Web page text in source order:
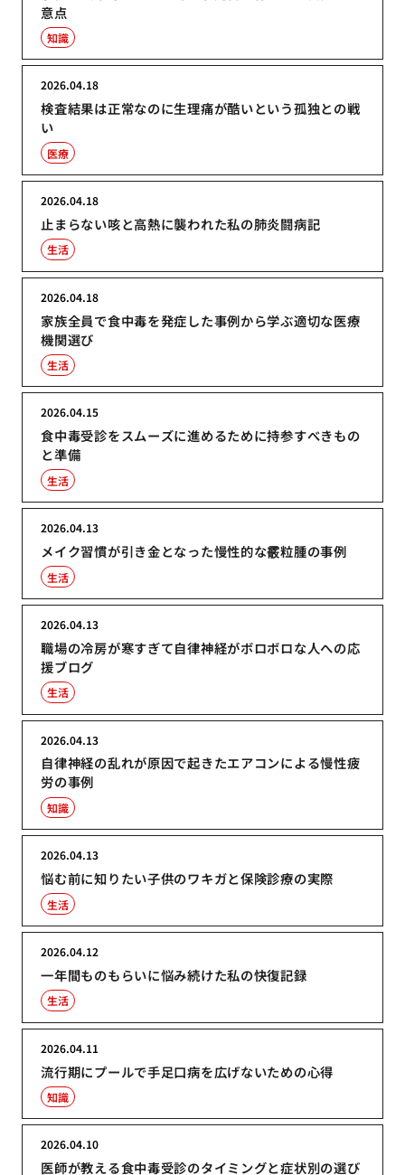
意点
知識
検査結果は正常なのに生理痛が酷いという孤独との戦
い
2026.04.18
医療
止まらない咳と高熱に襲われた私の肺炎闘病記
2026.04.18
生活
家族全員で食中毒を発症した事例から学ぶ適切な医療
機関選び
2026.04.18
生活
食中毒受診をスムーズに進めるために持参すべきもの
と準備
2026.04.15
生活
メイク習慣が引き金となった慢性的な霰粒腫の事例
2026.04.13
生活
職場の冷房が寒すぎて自律神経がボロボロな人への応
援ブログ
2026.04.13
生活
自律神経の乱れが原因で起きたエアコンによる慢性疲
労の事例
2026.04.13
知識
悩む前に知りたい子供のワキガと保険診療の実際
2026.04.13
生活
一年間ものもらいに悩み続けた私の快復記録
2026.04.12
生活
流行期にプールで手足口病を広げないための心得
2026.04.11
知識
医師が教える食中毒受診のタイミングと症状別の選び
2026.04.10